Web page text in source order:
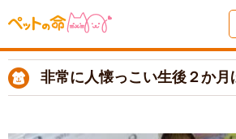
非常に人懐っこい生後２か月